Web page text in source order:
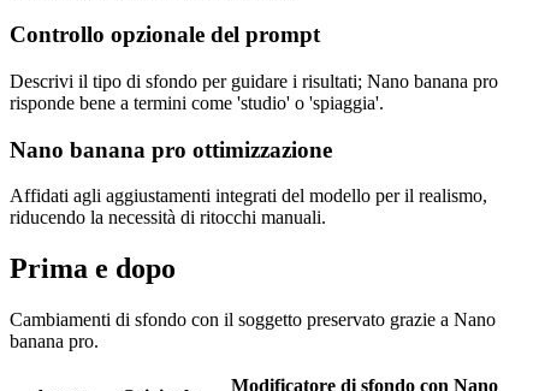
Controllo opzionale del prompt
Descrivi il tipo di sfondo per guidare i risultati; Nano banana pro
risponde bene a termini come 'studio' o 'spiaggia'.
Nano banana pro ottimizzazione
Affidati agli aggiustamenti integrati del modello per il realismo,
riducendo la necessità di ritocchi manuali.
Prima e dopo
Cambiamenti di sfondo con il soggetto preservato grazie a Nano
banana pro.
Modificatore di sfondo con Nano